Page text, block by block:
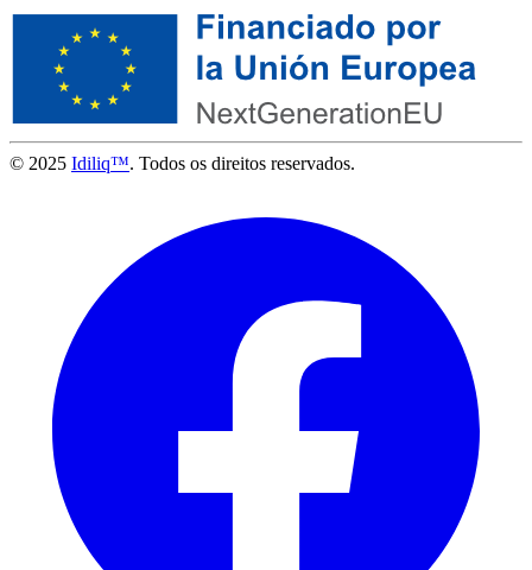
© 2025 Idiliq™. Todos os direitos reservados.